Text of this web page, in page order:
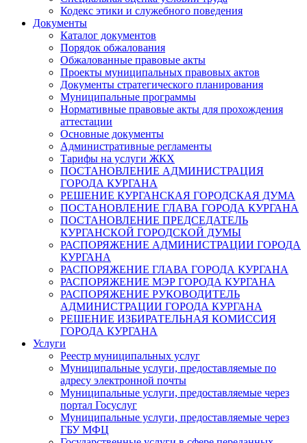
Кодекс этики и служебного поведения
Документы
Каталог документов
Порядок обжалования
Обжалованные правовые акты
Проекты муниципальных правовых актов
Документы стратегического планирования
Муниципальные программы
Нормативные правовые акты для прохождения
аттестации
Основные документы
Административные регламенты
Тарифы на услуги ЖКХ
ПОСТАНОВЛЕНИЕ АДМИНИСТРАЦИЯ
ГОРОДА КУРГАНА
РЕШЕНИЕ КУРГАНСКАЯ ГОРОДСКАЯ ДУМА
ПОСТАНОВЛЕНИЕ ГЛАВА ГОРОДА КУРГАНА
ПОСТАНОВЛЕНИЕ ПРЕДСЕДАТЕЛЬ
КУРГАНСКОЙ ГОРОДСКОЙ ДУМЫ
РАСПОРЯЖЕНИЕ АДМИНИСТРАЦИИ ГОРОДА
КУРГАНА
РАСПОРЯЖЕНИЕ ГЛАВА ГОРОДА КУРГАНА
РАСПОРЯЖЕНИЕ МЭР ГОРОДА КУРГАНА
РАСПОРЯЖЕНИЕ РУКОВОДИТЕЛЬ
АДМИНИСТРАЦИИ ГОРОДА КУРГАНА
РЕШЕНИЕ ИЗБИРАТЕЛЬНАЯ КОМИССИЯ
ГОРОДА КУРГАНА
Услуги
Реестр муниципальных услуг
Муниципальные услуги, предоставляемые по
адресу электронной почты
Муниципальные услуги, предоставляемые через
портал Госуслуг
Муниципальные услуги, предоставляемые через
ГБУ МФЦ